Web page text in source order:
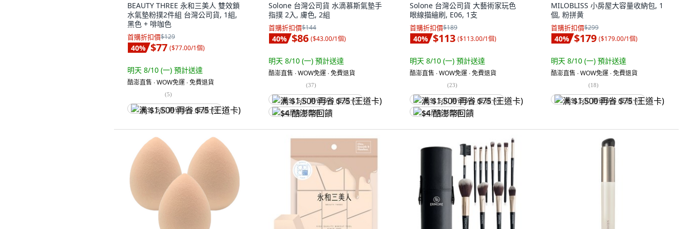
BEAUTY THREE 永和三美人 雙效鎖
水氣墊粉撲2件組 台灣公司貨, 1組,
黑色 + 啡咖色
首購折扣價$129
40% $77 ($77.00/1個)
明天 8/10 (一) 預計送達
酷澎直售 ∙ WOW免運 ∙ 免費退貨
(5)
满 $1,500 再省 $75 (王道卡)
Solone 台灣公司貨 水滴慕斯氣墊手
指撲 2入, 膚色, 2組
首購折扣價$144
40% $86 ($43.00/1個)
明天 8/10 (一) 預計送達
酷澎直售 ∙ WOW免運 ∙ 免費退貨
(37)
满 $1,500 再省 $75 (王道卡)
$4 酷澎幣回饋
Solone 台灣公司貨 大藝術家玩色
眼線描繪刷, E06, 1支
首購折扣價$189
40% $113 ($113.00/1個)
明天 8/10 (一) 預計送達
酷澎直售 ∙ WOW免運 ∙ 免費退貨
(23)
满 $1,500 再省 $75 (王道卡)
$4 酷澎幣回饋
MILOBLISS 小房屋大容量收納包, 1
個, 粉拼黄
首購折扣價$299
40% $179 ($179.00/1個)
明天 8/10 (一) 預計送達
酷澎直售 ∙ WOW免運 ∙ 免費退貨
(18)
满 $1,500 再省 $75 (王道卡)